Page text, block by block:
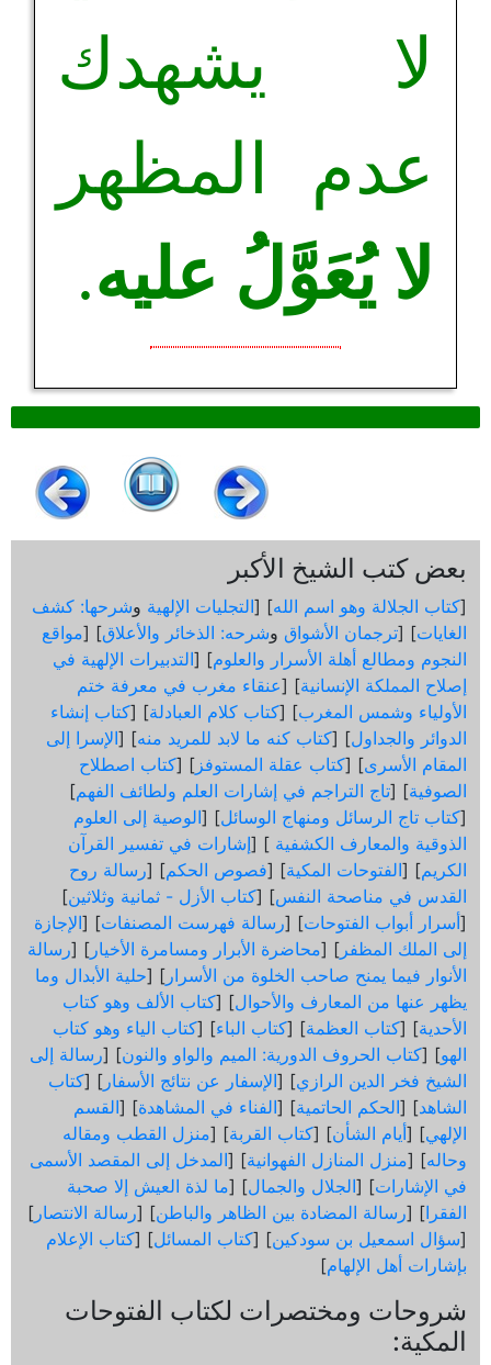
لا يشهدك
عدم المظهر
لا يُعَوَّلُ عليه.
بعض كتب الشيخ الأكبر
[كتاب الجلالة وهو اسم الله] [التجليات الإلهية وشرحها: كشف
الغايات] [ترجمان الأشواق وشرحه: الذخائر والأعلاق] [مواقع
النجوم ومطالع أهلة الأسرار والعلوم] [التدبيرات الإلهية في
إصلاح المملكة الإنسانية] [عنقاء مغرب في معرفة ختم
الأولياء وشمس المغرب] [كتاب كلام العبادلة] [كتاب إنشاء
الدوائر والجداول] [كتاب كنه ما لابد للمريد منه] [الإسرا إلى
المقام الأسرى] [كتاب عقلة المستوفز ] [كتاب اصطلاح
الصوفية] [تاج التراجم في إشارات العلم ولطائف الفهم]
[كتاب تاج الرسائل ومنهاج الوسائل] [الوصية إلى العلوم
الذوقية والمعارف الكشفية ] [إشارات في تفسير القرآن
الكريم] [الفتوحات المكية] [فصوص الحكم] [رسالة روح
القدس في مناصحة النفس] [كتاب الأزل - ثمانية وثلاثين]
[أسرار أبواب الفتوحات] [رسالة فهرست المصنفات] [الإجازة
إلى الملك المظفر ] [محاضرة الأبرار ومسامرة الأخيار ] [رسالة
الأنوار فيما يمنح صاحب الخلوة من الأسرار ] [حلية الأبدال وما
يظهر عنها من المعارف والأحوال] [كتاب الألف وهو كتاب
الأحدية] [كتاب العظمة] [كتاب الباء] [كتاب الياء وهو كتاب
الهو] [كتاب الحروف الدورية: الميم والواو والنون] [رسالة إلى
الشيخ فخر الدين الرازي] [الإسفار عن نتائج الأسفار ] [كتاب
الشاهد] [الحكم الحاتمية] [الفناء في المشاهدة] [القسم
الإلهي] [أيام الشأن] [كتاب القربة] [منزل القطب ومقاله
وحاله] [منزل المنازل الفهوانية] [المدخل إلى المقصد الأسمى
في الإشارات] [الجلال والجمال] [ما لذة العيش إلا صحبة
الفقرا] [رسالة المضادة بين الظاهر والباطن] [رسالة الانتصار ]
[سؤال اسمعيل بن سودكين] [كتاب المسائل] [كتاب الإعلام
بإشارات أهل الإلهام]
شروحات ومختصرات لكتاب الفتوحات
المكية: